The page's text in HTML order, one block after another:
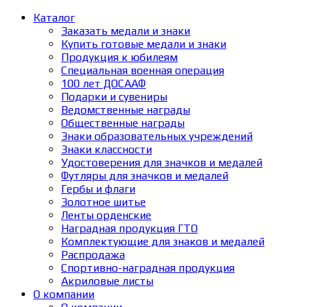
Каталог
Заказать медали и знаки
Купить готовые медали и знаки
Продукция к юбилеям
Специальная военная операция
100 лет ДОСААФ
Подарки и сувениры
Ведомственные награды
Общественные награды
Знаки образовательных учреждений
Знаки классности
Удостоверения для значков и медалей
Футляры для значков и медалей
Гербы и флаги
Золотное шитье
Ленты орденские
Наградная продукция ГТО
Комплектующие для знаков и медалей
Распродажа
Спортивно-наградная продукция
Акриловые листы
О компании